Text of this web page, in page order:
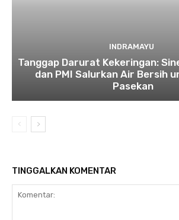
INDRAMAYU
​Tanggap Darurat Kekeringan:
dan PMI Salurkan Air Bersih
Pasekan
TINGGALKAN KOMENTAR